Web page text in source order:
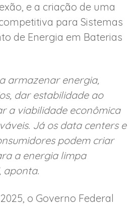
e a criação de uma
para Sistemas
de Energia em Baterias
a armazenar energia,
dar estabilidade ao
a viabilidade econômica
Já os data centers e
podem criar
a energia limpa
aponta.
o Governo Federal